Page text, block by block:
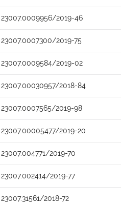
23007.0009956/2019-46
23007.0007300/2019-75
23007.0009584/2019-02
23007.00030957/2018-84
23007.0007565/2019-98
23007.00005477/2019-20
23007.004771/2019-70
23007.002414/2019-77
23007.31561/2018-72